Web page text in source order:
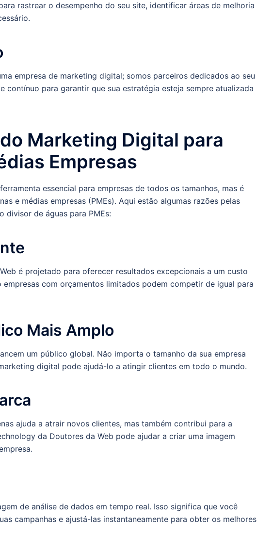
rastrear o desempenho do seu site, identificar áreas de melhoria
empresa de marketing digital; somos parceiros dedicados ao seu
contínuo para garantir que sua estratégia esteja sempre atualizada
Marketing Digital para
Empresas
essencial para empresas de todos os tamanhos, mas é
e médias empresas (PMEs). Aqui estão algumas razões pelas
divisor de águas para PMEs:
é projetado para oferecer resultados excepcionais a um custo
empresas com orçamentos limitados podem competir de igual para
Mais Amplo
um público global. Não importa o tamanho da sua empresa
digital pode ajudá-lo a atingir clientes em todo o mundo.
ajuda a atrair novos clientes, mas também contribui para a
da Doutores da Web pode ajudar a criar uma imagem
de análise de dados em tempo real. Isso significa que você
campanhas e ajustá-las instantaneamente para obter os melhores